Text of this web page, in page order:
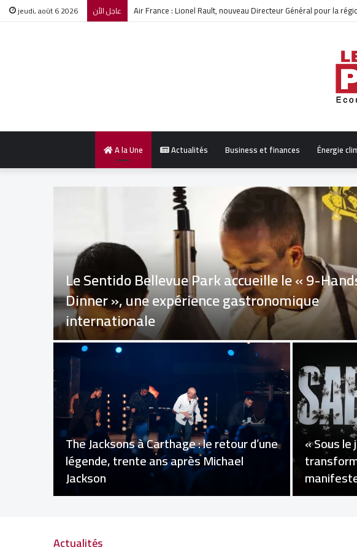
jeudi, août 6 2026 عاجل الأن le bilan de drame Boumerdès s’alourdit à 27 morts et 42 blessés
A la Une Actualités Business et finances Énergie
Air France : Lionel Rault, nouveau Directeur
pour la région ANSCO (Afrique du Nord, Sahel
Ouest) et Sadri Essid Directeur d’Air France
Les attaques en mer Noire ravivent le
spectre d’une nouvelle crise alimentaire
mondiale
TSB :
un
Actualités